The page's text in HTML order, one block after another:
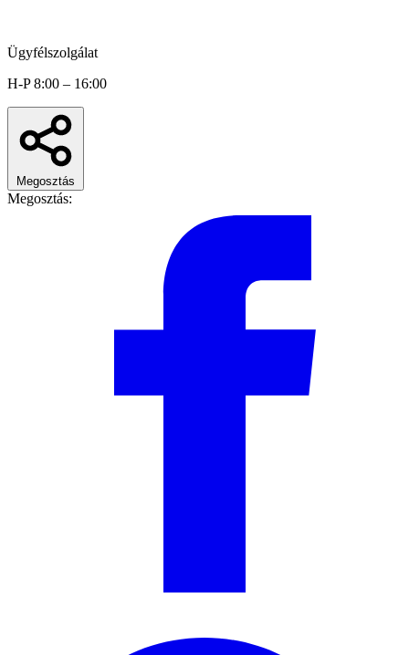
Ügyfélszolgálat
H-P 8:00 – 16:00
Megosztás
Megosztás: